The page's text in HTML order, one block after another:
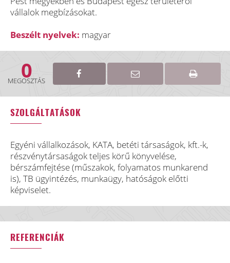
vállalok megbízásokat.
Beszélt nyelvek: magyar
0
MEGOSZTÁS
SZOLGÁLTATÁSOK
Egyéni vállalkozások, KATA, betéti társaságok, kft.-k,
részvénytársaságok teljes körű könyvelése,
bérszámfejtése (műszakok, folyamatos munkarend
is), TB ügyintézés, munkaügy, hatóságok előtti
képviselet.
REFERENCIÁK